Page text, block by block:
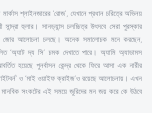
শ্লাইনজারের ‘রোজ’, যেখানে প্রধান চরিত্রে অভিনয়
সান্দ্রা হুলার। সানড্যান্স চলচ্চিত্র উৎসবে সেরা পুরস্কার
জোর আলোচনা চলছে। অনেক সমালোচক মনে করছেন,
‘অ্যাট দ্য সি’ চমক দেখাতে পারে। অ্যামি অ্যাডামস
হয়েছে পুনর্বাসন কেন্দ্র থেকে ফিরে আসা এক নারীর
ও ‘মাই ওয়াইফ ক্রাইজ’ও রয়েছে আলোচনায়। এখন
মানবিক সংকটের এই সময়ে জুরিদের মন জয় করে কে উঠবে